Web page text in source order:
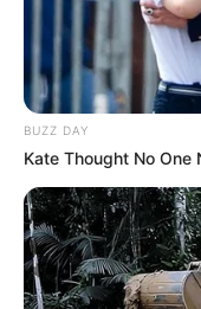
DESTAQUES DA
BUZZ DAY
Kate Thought No One